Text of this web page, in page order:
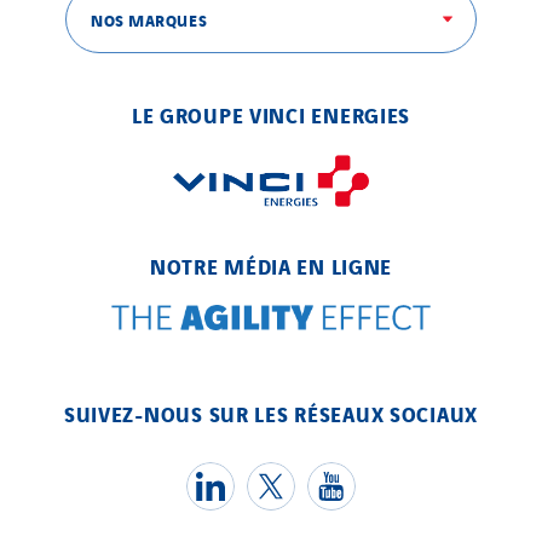
NOS MARQUES
LE GROUPE VINCI ENERGIES
NOTRE MÉDIA EN LIGNE
SUIVEZ-NOUS SUR LES RÉSEAUX SOCIAUX
Emil Lundgren
Entreprise IEP
Fournié Grospaud Smart Building
Fradin Bretton
France Ingénierie Process
Froid14
Getelec Guadeloupe